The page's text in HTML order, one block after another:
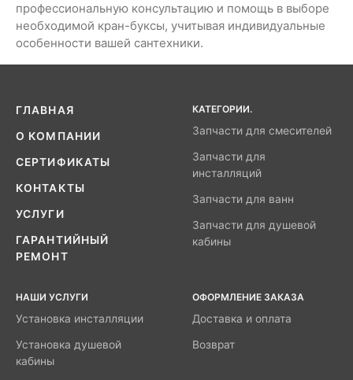
профессиональную консультацию и помощь в выборе
необходимой кран-буксы, учитывая индивидуальные
особенности вашей сантехники.
ГЛАВНАЯ
О КОМПАНИИ
СЕРТИФИКАТЫ
КОНТАКТЫ
УСЛУГИ
ГАРАНТИЙНЫЙ
РЕМОНТ
КАТЕГОРИИ.
Запчасти для смесителей
Запчасти для
инсталляций
Запчасти для ванн
Запчасти для душевой
кабины
НАШИ УСЛУГИ
Установка инсталляции
Установка душевой
кабины
ОФОРМЛЕНИЕ ЗАКАЗА
Доставка и оплата
Возврат